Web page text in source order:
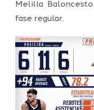
Melilla
fase regular.